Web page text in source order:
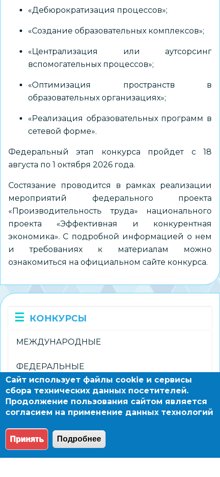
«Дебюрократизация процессов»;
«Создание образовательных комплексов»;
«Централизация или аутсорсинг
вспомогательных процессов»;
«Оптимизация пространств в
образовательных организациях»;
«Реализация образовательных программ в
сетевой форме».
Федеральный этап конкурса пройдет с 18
августа по 1 октября 2026 года.
Состязание проводится в рамках реализации
мероприятий федерального проекта
«Производительность труда» национального
проекта «Эффективная и конкурентная
экономика». С подробной информацией о нем
и требованиях к материалам можно
ознакомиться на официальном сайте конкурса.
КОНКУРСЫ
МЕЖДУНАРОДНЫЕ
ФЕДЕРАЛЬНЫЕ
РЕГИОНАЛЬНЫЕ
ГОРОДСКИЕ
© 2004 - 2026 Новосибирский информационно-
Сайт использует файлы cookie и сервисы
сбора технических данных посетителей.
Продолжение пользования сайтом является
согласием на применение данных технологий
Принять Подробнее